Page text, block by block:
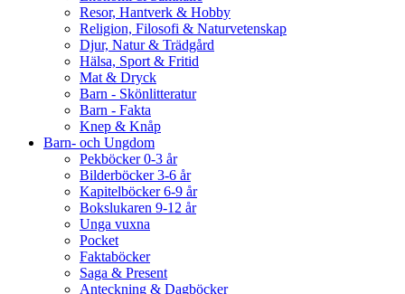
Resor, Hantverk & Hobby
Religion, Filosofi & Naturvetenskap
Djur, Natur & Trädgård
Hälsa, Sport & Fritid
Mat & Dryck
Barn - Skönlitteratur
Barn - Fakta
Knep & Knåp
Barn- och Ungdom
Pekböcker 0-3 år
Bilderböcker 3-6 år
Kapitelböcker 6-9 år
Bokslukaren 9-12 år
Unga vuxna
Pocket
Faktaböcker
Saga & Present
Anteckning & Dagböcker